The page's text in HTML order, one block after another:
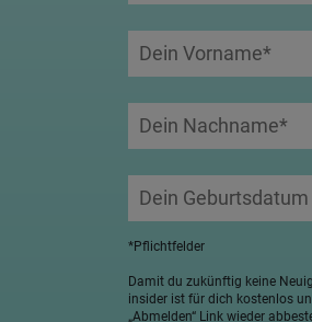
*Pflichtfelder
Damit du zukünftig keine
insider ist für dich kostenlos
„Abmelden“ Link wieder